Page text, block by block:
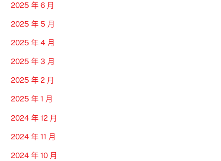
2025 年 6 月
2025 年 5 月
2025 年 4 月
2025 年 3 月
2025 年 2 月
2025 年 1 月
2024 年 12 月
2024 年 11 月
2024 年 10 月